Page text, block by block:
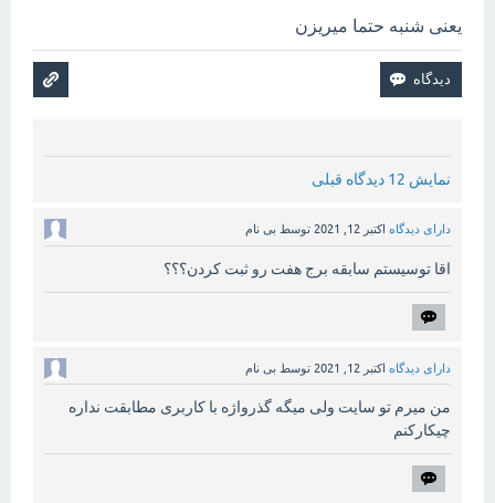
یعنی شنبه حتما میریزن
نمایش 12 دیدگاه قبلی
دارای دیدگاه اکتبر 12, 2021 توسط بی نام
اقا توسیستم سابقه برج هفت رو ثبت کردن؟؟؟
دارای دیدگاه اکتبر 12, 2021 توسط بی نام
من میرم تو سایت ولی میگه گذرواژه با کاربری مطابقت نداره
چیکارکنم